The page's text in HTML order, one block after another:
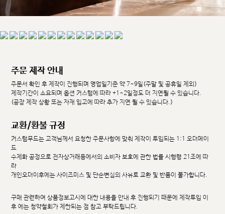
주문 제작 안내
주문서 확인 후 제작이 진행되며 영업일기준 약 7~9일(주말 및 공휴일 제외)
제작기간이 소요되며 옵션 커스텀에 따라 +1~2일정도 더 지연될 수 있습니다.
(공장 제작 상황 또는 자재 입고에 따라 추가 지연 될 수 있습니다.)
교환/환불 규정
커스텀무드는 고객님께서 요청한 주문사항에 맞춰 제작이 투입되는 1:1 오더메이
드
수제화 공정으로 전자상거래등에서의 소비자 보호에 관한 법률 시행령 21조에 따
라
개인오더이후에는 사이즈미스 및 단순변심의 사유로 교환 및 반품이 불가합니다.
구매 관련하여 상품정보고시에 대한 내용을 안내 후 진행되기 때문에 제작투입 이
후 에는 청약철회가 제한되는 점 참고 부탁드립니다.